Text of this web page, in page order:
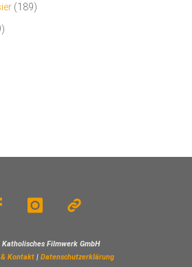
(189)
Filmwerk GmbH
Kontakt| Datenschutzerklärung